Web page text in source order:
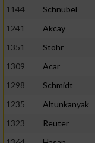
1144 Schnubel
1241
Akcay
1351
Stöhr
1309
Acar
1298
Schmidt
1235
Altunkanyak
1323
Reuter